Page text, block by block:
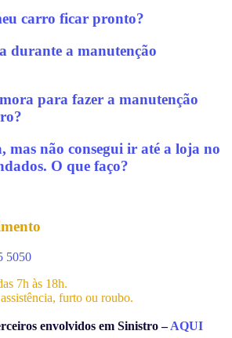
carro ficar pronto?
durante a manutenção
para fazer a manutenção
mas não consegui ir até a loja no
O que faço?
5050
7h às 18h.
furto ou roubo.
envolvidos em Sinistro –AQUI